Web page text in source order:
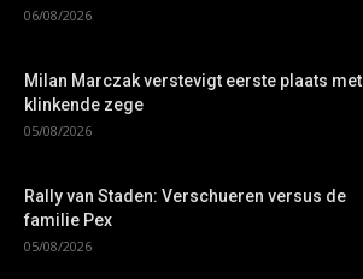
06/08/2026
Milan Marczak verstevigt eerste plaats met
klinkende zege
05/08/2026
Rally van Staden: Verschueren versus de
familie Pex
05/08/2026